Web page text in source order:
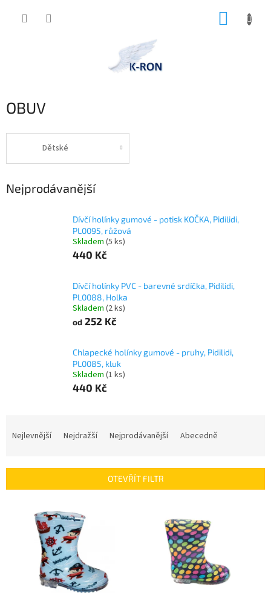
OBUV
Dětské
Nejprodávanější
Dívčí holínky gumové - potisk KOČKA, Pidilidi,
PL0095, růžová
Skladem (5 ks)
440 Kč
Dívčí holínky PVC - barevné srdíčka, Pidilidi,
PL0088, Holka
Skladem (2 ks)
od 252 Kč
Chlapecké holínky gumové - pruhy, Pidilidi,
PL0085, kluk
Skladem (1 ks)
440 Kč
í
Nejlevnější Nejdražší Nejprodávanější Abecedně
OTEVŘÍT FILTR